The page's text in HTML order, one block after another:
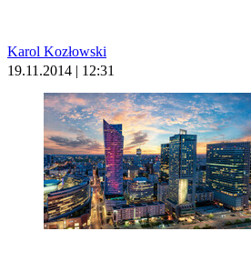
Karol Kozłowski
19.11.2014 | 12:31